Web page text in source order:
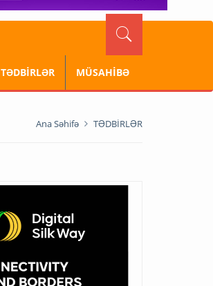
TƏDBİRLƏR MÜSAHİBƏ
Ana Səhifə TƏDBİRLƏR